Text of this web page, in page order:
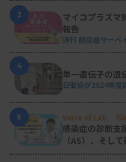
3
マイコプラズマ
報告
週刊 感染症サー
4
単一遺伝子の遺
日衛協が2024年度
5
Voice of Lab. file
検査部微生物遺伝
感染症の診断支
（AS）、そし